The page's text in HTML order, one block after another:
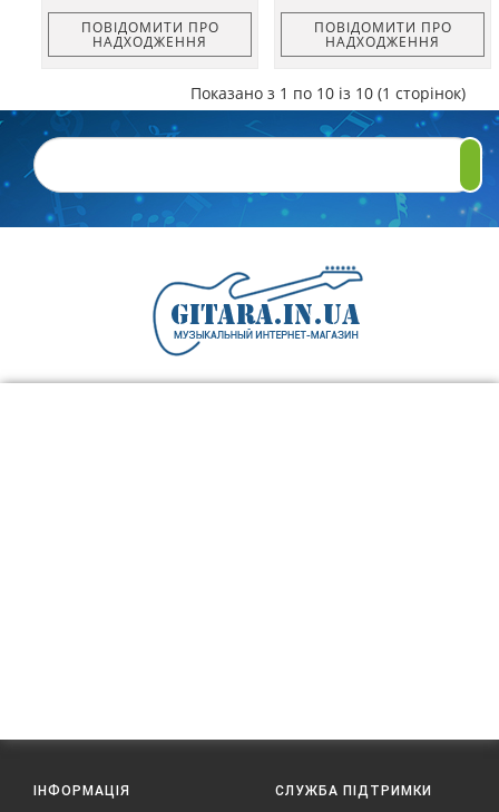
ПОВІДОМИТИ ПРО
НАДХОДЖЕННЯ
ПОВІДОМИТИ ПРО
НАДХОДЖЕННЯ
Показано з 1 по 10 із 10 (1 сторінок)
ІНФОРМАЦІЯ СЛУЖБА ПІДТРИМКИ